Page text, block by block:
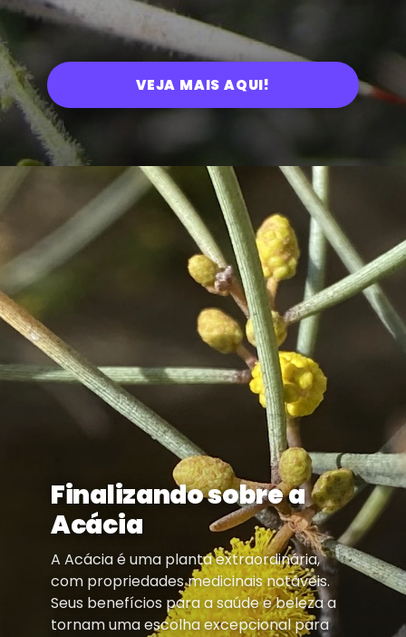
VEJA MAIS AQUI!
Finalizando sobre a
Acácia
A Acácia é uma planta extraordinária,
com propriedades medicinais notáveis.
Seus benefícios para a saúde e beleza a
tornam uma escolha excepcional para